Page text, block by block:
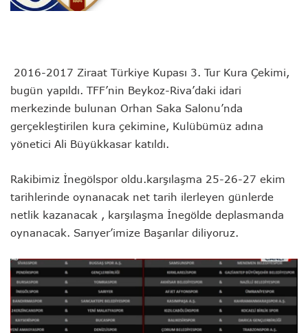
2016-2017 Ziraat Türkiye Kupası 3. Tur Kura Çekimi,
bugün yapıldı. TFF’nin Beykoz-Riva’daki idari
merkezinde bulunan Orhan Saka Salonu’nda
gerçekleştirilen kura çekimine, Kulübümüz adına
yönetici Ali Büyükkasar katıldı.
Rakibimiz İnegölspor oldu.karşılaşma 25-26-27 ekim
tarihlerinde oynanacak net tarih ilerleyen günlerde
netlik kazanacak , karşılaşma İnegölde deplasmanda
oynanacak. Sarıyer’imize Başarılar diliyoruz.